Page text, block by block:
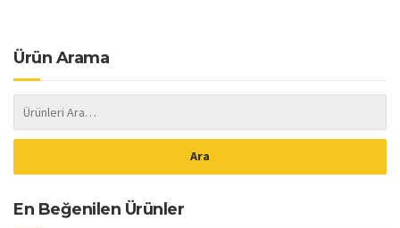
Ürün Arama
En Beğenilen Ürünler